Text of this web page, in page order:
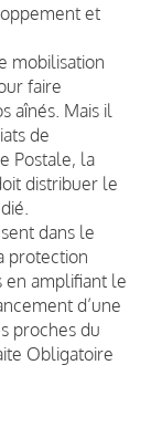
et
mobilisation
faire
aînés. Mais il
de
Postale, la
distribuer le
dans le
protection
en amplifiant le
d’une
proches du
Obligatoire